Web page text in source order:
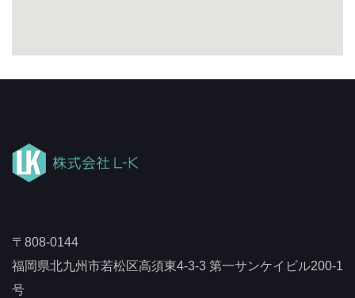
〒808-0144
福岡県北九州市若松区高須東4-3-3 第一サンケイビル200-1
号